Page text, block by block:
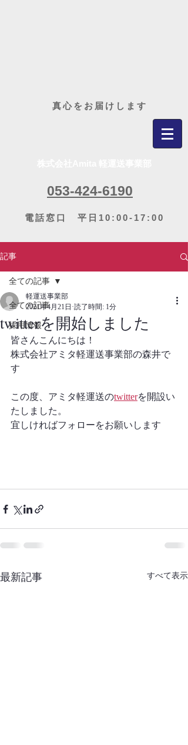
​真心をお届けします
053-424-6190
電話窓口 平日10:00-17:00
記事
全ての記事
採用情報
全ての記事
twitterを開始しました
軽運送事業部
2021年4月21日 読了時間: 1分
皆さんこんにちは！
株式会社アミタ軽運送事業部の森井で
す
この度、アミタ軽運送のtwitterを開設い
たしました。
宜しければフォローをお願いします
最新記事 すべて表示